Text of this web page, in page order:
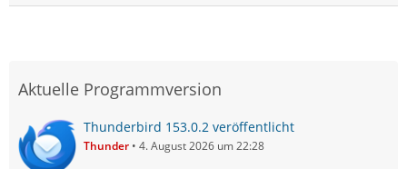
Aktuelle Programmversion
Thunderbird 153.0.2 veröffentlicht
Thunder 4. August 2026 um 22:28